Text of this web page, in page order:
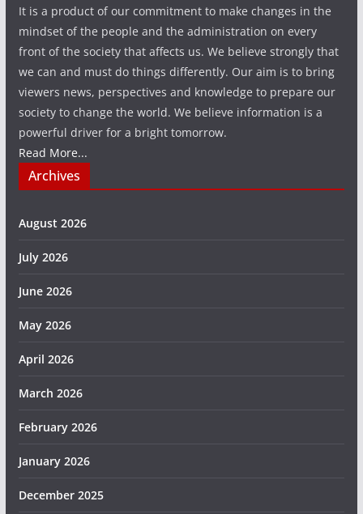
It is a product of our commitment to make changes in the
mindset of the people and the administration on every
front of the society that affects us. We believe strongly that
we can and must do things differently. Our aim is to bring
viewers news, perspectives and knowledge to prepare our
society to change the world. We believe information is a
powerful driver for a bright tomorrow.
Read More...
Archives
August 2026
July 2026
June 2026
May 2026
April 2026
March 2026
February 2026
January 2026
December 2025